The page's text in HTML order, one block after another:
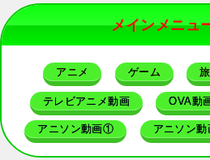
メインメニュ
アニメ ゲーム
テレビアニメ動画 OVA動
アニソン動画① アニソン